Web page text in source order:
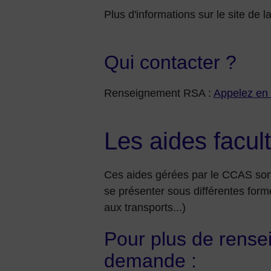
Plus d'informations sur le site de
Qui contacter ?
Renseignement RSA : Appelez
Les aides
Ces aides gérées par le CCAS
se présenter sous différentes
aux transports...)
Pour plus de
demande :